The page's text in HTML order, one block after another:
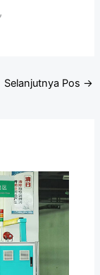
Selanjutnya Pos →